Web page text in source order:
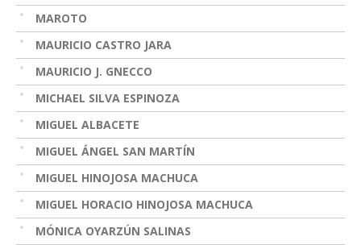
MAROTO
MAURICIO CASTRO JARA
MAURICIO J. GNECCO
MICHAEL SILVA ESPINOZA
MIGUEL ALBACETE
MIGUEL ÁNGEL SAN MARTÍN
MIGUEL HINOJOSA MACHUCA
MIGUEL HORACIO HINOJOSA MACHUCA
MÓNICA OYARZÚN SALINAS